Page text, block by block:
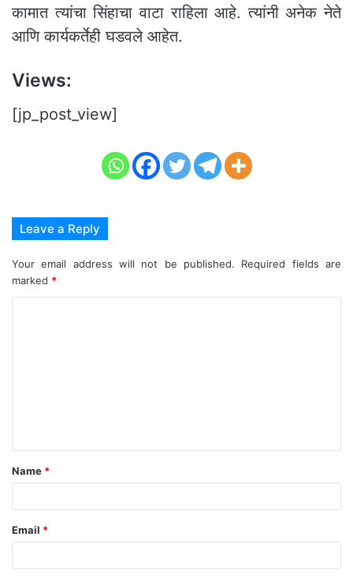
कामात त्यांचा सिंहाचा वाटा राहिला आहे. त्यांनी अनेक नेते
आणि कार्यकर्तेही घडवले आहेत.
Views:
[jp_post_view]
Leave a Reply
Your email address will not be published.
Required fields are
marked *
t
*
Name *
Email *